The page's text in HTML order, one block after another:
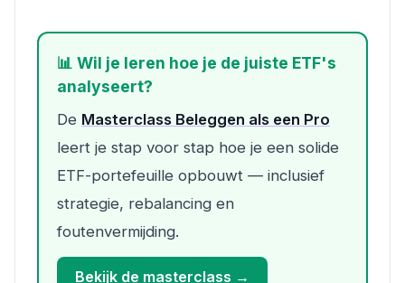
📊 Wil je leren hoe je de juiste ETF's
analyseert?
De Masterclass Beleggen als een Pro
leert je stap voor stap hoe je een solide
ETF-portefeuille opbouwt — inclusief
strategie, rebalancing en
foutenvermijding.
Bekijk de masterclass →